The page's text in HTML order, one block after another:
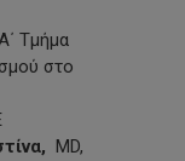
Τμήμα
στο
MD,